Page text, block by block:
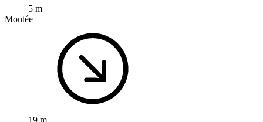
5 m
Montée
19 m